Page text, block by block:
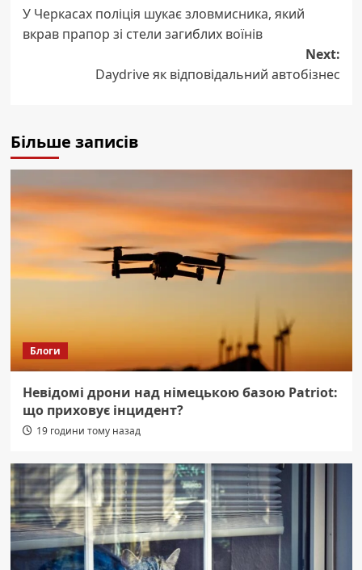
navigation
У Черкасах поліція шукає зловмисника, який
вкрав прапор зі стели загиблих воїнів
Next:
Daydrive як відповідальний автобізнес
Більше записів
Блоги
Невідомі дрони над німецькою базою Patriot:
що приховує інцидент?
19 години тому назад